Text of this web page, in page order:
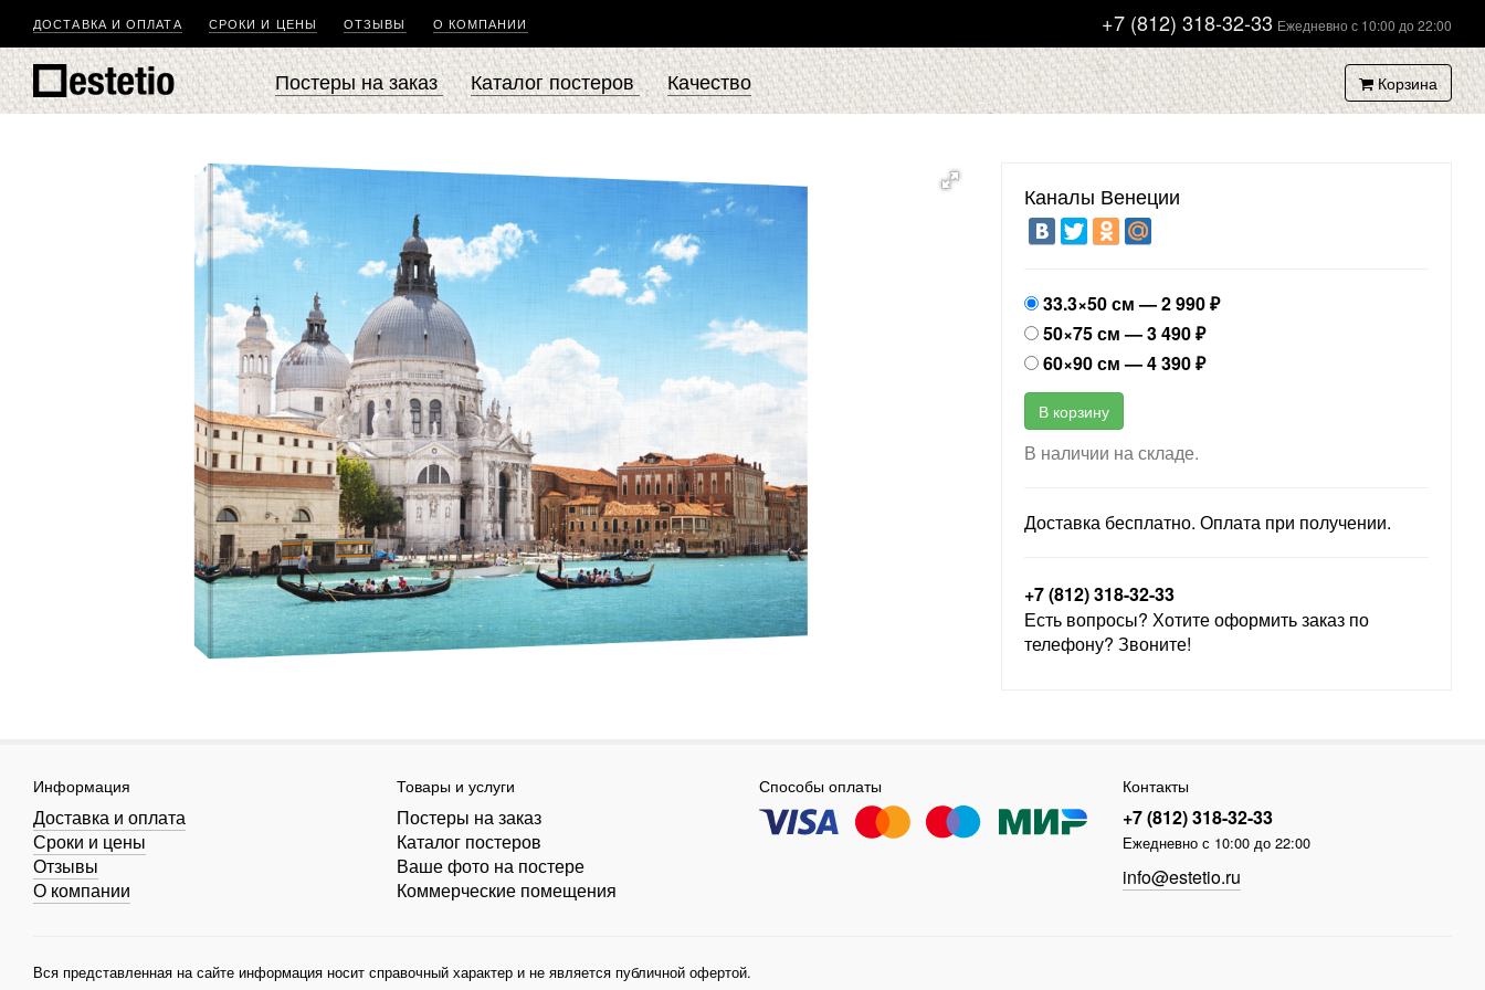
+7 (812) 318-32-33 Ежедневно с 10:00 до 22:00
ДОСТАВКА И ОПЛАТА СРОКИ И ЦЕНЫ ОТЗЫВЫ О КОМПАНИИ
Корзина
Постеры на заказ Каталог постеров Качество
Каналы Венеции
33.3×50 см —2 990₽
50×75 см —3 490₽
60×90 см —4 390₽
В корзину
В наличии на складе.
Доставка бесплатно. Оплата при получении.
+7 (812) 318-32-33
Есть вопросы? Хотите оформить заказ по
телефону? Звоните!
Информация
Доставка и оплата
Сроки и цены
Отзывы
О компании
Товары и услуги
Постеры на заказ
Каталог постеров
Ваше фото на постере
Коммерческие помещения
Способы оплаты Контакты
+7 (812) 318-32-33
Ежедневно с 10:00 до 22:00
info@estetio.ru
Вся представленная на сайте информация носит справочный характер и не является публичной офертой.